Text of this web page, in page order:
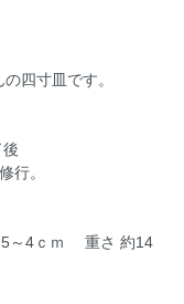
四寸皿です。
行。
～4ｃｍ 重さ 約14